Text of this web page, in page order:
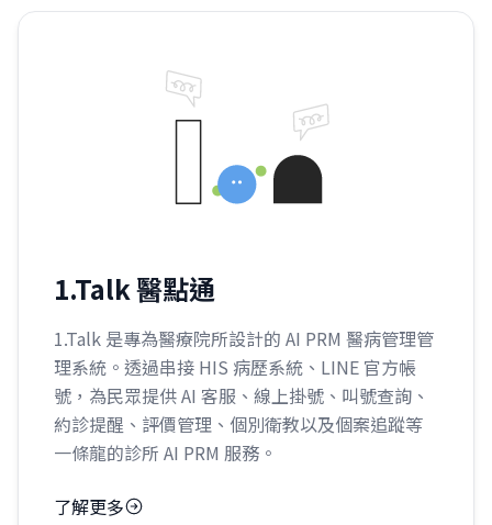
1.Talk 醫點通
1.Talk 是專為醫療院所設計的 AI PRM 醫病管理管
理系統。透過串接 HIS 病歷系統、LINE 官方帳
號，為民眾提供 AI 客服、線上掛號、叫號查詢、
約診提醒、評價管理、個別衛教以及個案追蹤等
一條龍的診所 AI PRM 服務。
了解更多